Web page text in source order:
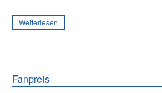
Weiterlesen
Fanpreis